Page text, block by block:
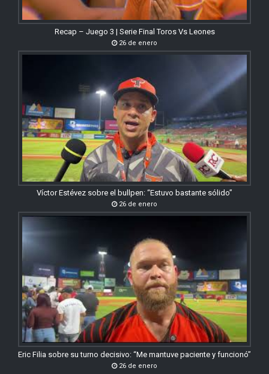
Recap – Juego 3 | Serie Final Toros Vs Leones
26 de enero
Víctor Estévez sobre el bullpen: “Estuvo bastante sólido”
26 de enero
Eric Filia sobre su turno decisivo: “Me mantuve paciente y funcionó”
26 de enero